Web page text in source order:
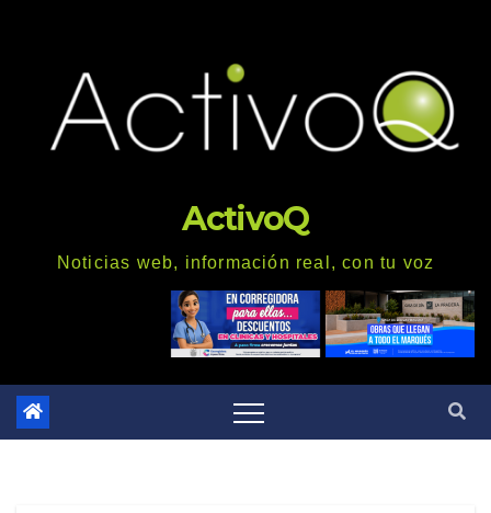
ActivoQ
Noticias web, información real, con tu voz